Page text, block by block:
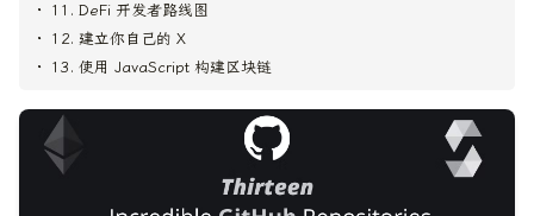
11. DeFi 开发者路线图
12. 建立你自己的 X
13. 使用 JavaScript 构建区块链